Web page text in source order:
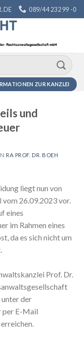
089/44 232 99 -0
ZUR KANZLEI
und
RA PROF. DR. BOEH
liegt nun von
26.09.2023 vor.
eines
im Rahmen eines
da es sich nicht um
Prof. Dr.
der
per E-Mail
erreichen.